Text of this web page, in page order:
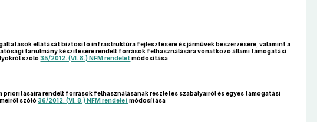
ellátását biztosító infrastruktúra fejlesztésére és járművek beszerzésére, valamint a
tanulmány készítésére rendelt források felhasználására vonatkozó állami támogatási
szóló35/2012. (VI. 8.) NFM rendelet módosítása
prioritásaira rendelt források felhasználásának részletes szabályairól és egyes támogatási
szóló 36/2012. (VI. 8.) NFM rendelet módosítása